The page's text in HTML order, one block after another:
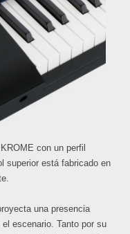
con un perfil
superior está fabricado en
una presencia
escenario. Tanto por su